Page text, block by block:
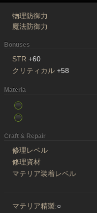
物理防御力
魔法防御力
Bonuses
STR +60
クリティカル +58
Materia
Craft & Repair
修理レベル
修理資材
マテリア装着レベル
マテリア精製:○